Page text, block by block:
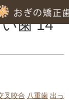
歯 14
叉咬合 八重歯 出っ